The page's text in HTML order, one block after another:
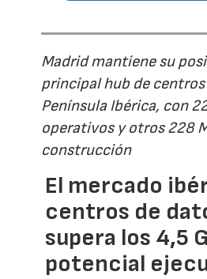
Madrid mantiene su
principal hub de
Península Ibérica, con
operativos y otros 228
construcción
El mercado
centros de
supera los 4,5
potencial